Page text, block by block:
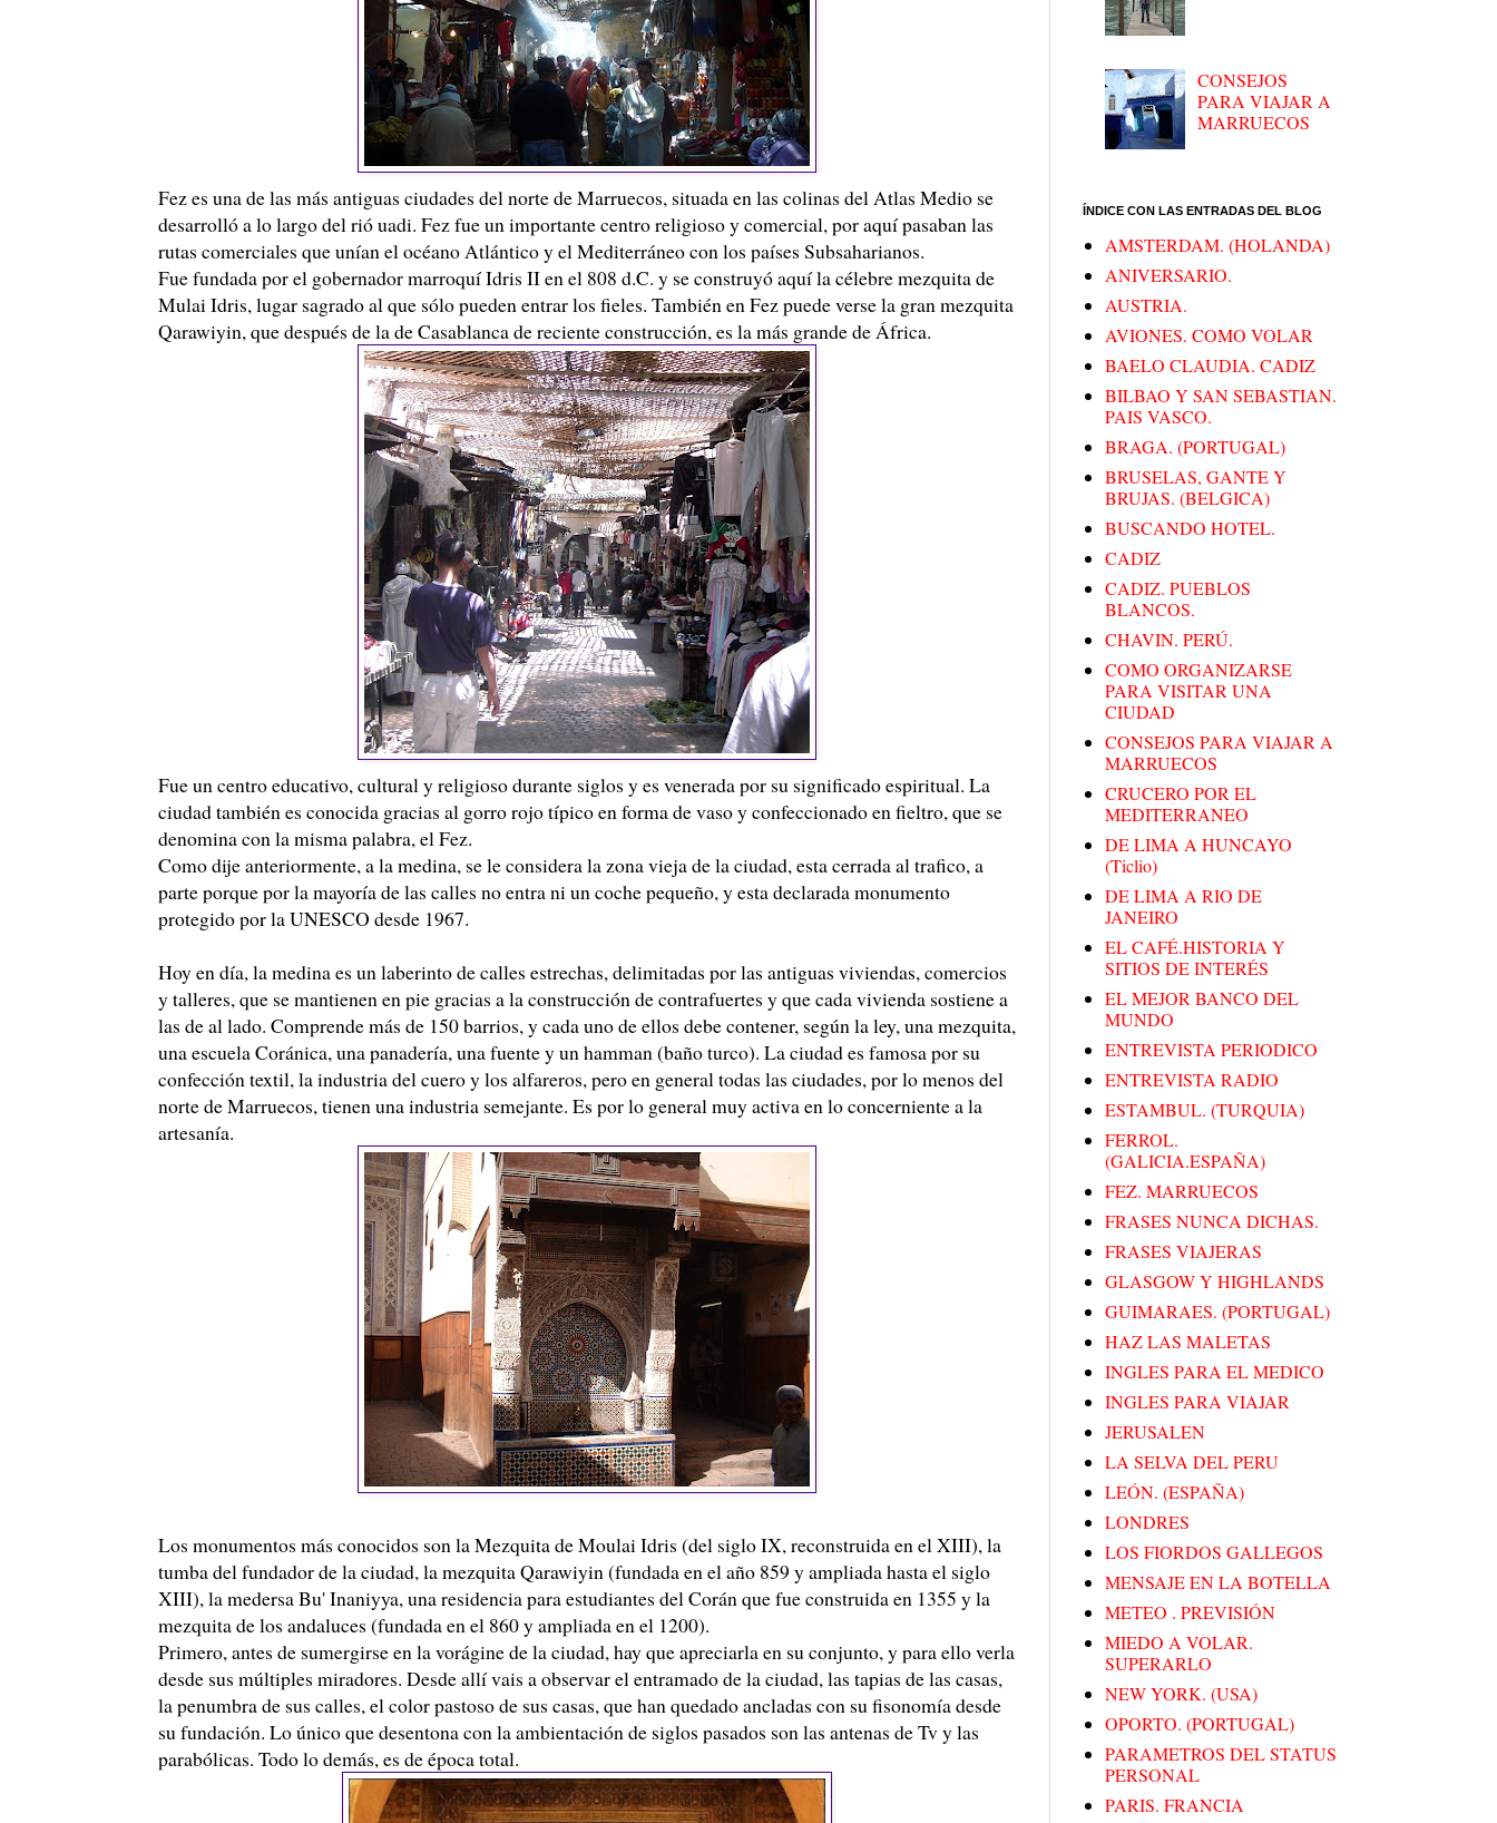
Fez es una de las más antiguas ciudades del norte de Marruecos, situada en las colinas del Atlas Medio se
desarrolló a lo largo del rió uadi. Fez fue un importante centro religioso y comercial, por aquí pasaban las
rutas comerciales que unían el océano Atlántico y el Mediterráneo con los países Subsaharianos.
Fue fundada por el gobernador marroquí Idris II en el 808 d.C. y se construyó aquí la célebre mezquita de
Mulai Idris, lugar sagrado al que sólo pueden entrar los fieles. También en Fez puede verse la gran mezquita
Qarawiyin, que después de la de Casablanca de reciente construcción, es la más grande de África.
Fue un centro educativo, cultural y religioso durante siglos y es venerada por su significado espiritual. La
ciudad también es conocida gracias al gorro rojo típico en forma de vaso y confeccionado en fieltro, que se
denomina con la misma palabra, el Fez.
Como dije anteriormente, a la medina, se le considera la zona vieja de la ciudad, esta cerrada al trafico, a
parte porque por la mayoría de las calles no entra ni un coche pequeño, y esta declarada monumento
protegido por la UNESCO desde 1967.
Hoy en día, la medina es un laberinto de calles estrechas, delimitadas por las antiguas viviendas, comercios
y talleres, que se mantienen en pie gracias a la construcción de contrafuertes y que cada vivienda sostiene a
las de al lado. Comprende más de 150 barrios, y cada uno de ellos debe contener, según la ley, una mezquita,
una escuela Coránica, una panadería, una fuente y un hamman (baño turco). La ciudad es famosa por su
confección textil, la industria del cuero y los alfareros, pero en general todas las ciudades, por lo menos del
norte de Marruecos, tienen una industria semejante. Es por lo general muy activa en lo concerniente a la
artesanía.
Los monumentos más conocidos son la Mezquita de Moulai Idris (del siglo IX, reconstruida en el XIII), la
tumba del fundador de la ciudad, la mezquita Qarawiyin (fundada en el año 859 y ampliada hasta el siglo
XIII), la medersa Bu' Inaniyya, una residencia para estudiantes del Corán que fue construida en 1355 y la
mezquita de los andaluces (fundada en el 860 y ampliada en el 1200).
Primero, antes de sumergirse en la vorágine de la ciudad, hay que apreciarla en su conjunto, y para ello verla
desde sus múltiples miradores. Desde allí vais a observar el entramado de la ciudad, las tapias de las casas,
la penumbra de sus calles, el color pastoso de sus casas, que han quedado ancladas con su fisonomía desde
su fundación. Lo único que desentona con la ambientación de siglos pasados son las antenas de Tv y las
parabólicas. Todo lo demás, es de época total.
CONSEJOS
PARA VIAJAR A
MARRUECOS
ÍNDICE CON LAS ENTRADAS DEL BLOG
AMSTERDAM. (HOLANDA)
ANIVERSARIO.
AUSTRIA.
AVIONES. COMO VOLAR
BAELO CLAUDIA. CADIZ
BILBAO Y SAN SEBASTIAN.
PAIS VASCO.
BRAGA. (PORTUGAL)
BRUSELAS, GANTE Y
BRUJAS. (BELGICA)
BUSCANDO HOTEL.
CADIZ
CADIZ. PUEBLOS
BLANCOS.
CHAVIN. PERÚ.
COMO ORGANIZARSE
PARA VISITAR UNA
CIUDAD
CONSEJOS PARA VIAJAR A
MARRUECOS
CRUCERO POR EL
MEDITERRANEO
DE LIMA A HUNCAYO
(Ticlio)
DE LIMA A RIO DE
JANEIRO
EL CAFÉ.HISTORIA Y
SITIOS DE INTERÉS
EL MEJOR BANCO DEL
MUNDO
ENTREVISTA PERIODICO
ENTREVISTA RADIO
ESTAMBUL. (TURQUIA)
FERROL.
(GALICIA.ESPAÑA)
FEZ. MARRUECOS
FRASES NUNCA DICHAS.
FRASES VIAJERAS
GLASGOW Y HIGHLANDS
GUIMARAES. (PORTUGAL)
HAZ LAS MALETAS
INGLES PARA EL MEDICO
INGLES PARA VIAJAR
JERUSALEN
LA SELVA DEL PERU
LEÓN. (ESPAÑA)
LONDRES
LOS FIORDOS GALLEGOS
MENSAJE EN LA BOTELLA
METEO . PREVISIÓN
MIEDO A VOLAR.
SUPERARLO
NEW YORK. (USA)
OPORTO. (PORTUGAL)
PARAMETROS DEL STATUS
PERSONAL
PARIS. FRANCIA